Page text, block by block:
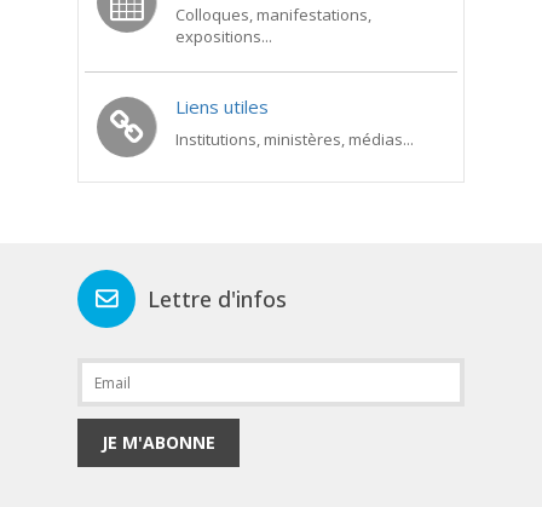
Colloques, manifestations,
expositions...
Liens utiles
Institutions, ministères, médias...
Lettre d'infos
JE M'ABONNE